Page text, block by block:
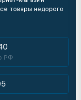
товары недорого
РФ